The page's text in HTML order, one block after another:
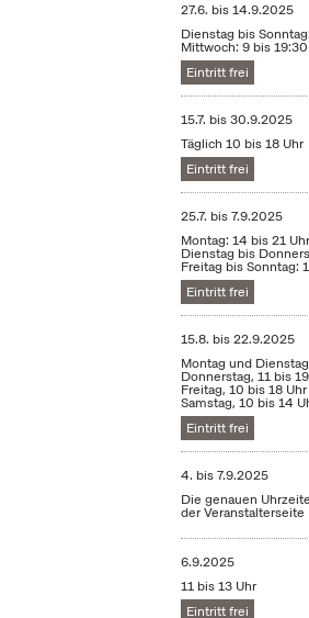
27.6. bis14.9.2025
Dienstag bis
Mittwoch: 9 bis
Eintritt frei
15.7. bis30.9.2025
Täglich 10 bis 18 Uhr
Eintritt frei
25.7. bis7.9.2025
Montag: 14 bis 21 Uhr
Dienstag bis
Freitag bis Sonntag:
Eintritt frei
15.8. bis22.9.2025
Montag und
Donnerstag, 11 bis
Freitag, 10 bis 18 Uhr
Samstag, 10 bis 14
Eintritt frei
4. bis7.9.2025
Die genauen
der Veranstalterseite
6.9.2025
11 bis 13 Uhr
Eintritt frei